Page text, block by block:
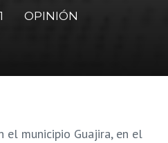
OPINIÓN
el municipio Guajira, en el